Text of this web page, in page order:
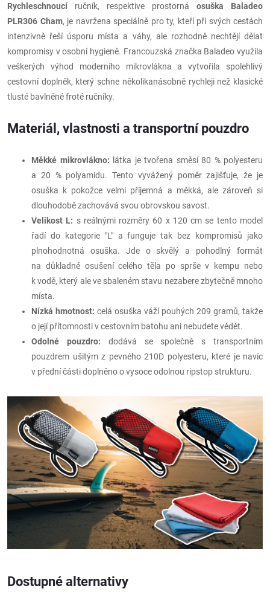
Rychleschnoucí ručník, respektive prostorná osuška Baladeo
PLR306 Cham, je navržena speciálně pro ty, kteří při svých cestách
intenzivně řeší úsporu místa a váhy, ale rozhodně nechtějí dělat
kompromisy v osobní hygieně. Francouzská značka Baladeo využila
veškerých výhod moderního mikrovlákna a vytvořila spolehlivý
cestovní doplněk, který schne několikanásobně rychleji než klasické
tlusté bavlněné froté ručníky.
Materiál, vlastnosti a transportní pouzdro
Měkké mikrovlákno: látka je tvořena směsí 80 % polyesteru
a 20 % polyamidu. Tento vyvážený poměr zajišťuje, že je
osuška k pokožce velmi příjemná a měkká, ale zároveň si
dlouhodobě zachovává svou obrovskou savost.
Velikost L: s reálnými rozměry 60 x 120 cm se tento model
řadí do kategorie "L" a funguje tak bez kompromisů jako
plnohodnotná osuška. Jde o skvělý a pohodlný formát
na důkladné osušení celého těla po sprše v kempu nebo
k vodě, který ale ve sbaleném stavu nezabere zbytečně mnoho
místa.
Nízká hmotnost: celá osuška váží pouhých 209 gramů, takže
o její přítomnosti v cestovním batohu ani nebudete vědět.
Odolné pouzdro: dodává se společně s transportním
pouzdrem ušitým z pevného 210D polyesteru, které je navíc
v přední části doplněno o vysoce odolnou ripstop strukturu.
Dostupné alternativy